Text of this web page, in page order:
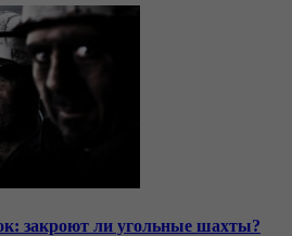
закроют ли угольные шахты?